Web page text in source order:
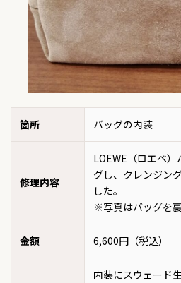
箇所 バッグの内装
修理内容
LOEWE（ロエベ
グし、クレンジン
した。
※写真はバッグを
金額 6,600円（税込）
内装にスウェード